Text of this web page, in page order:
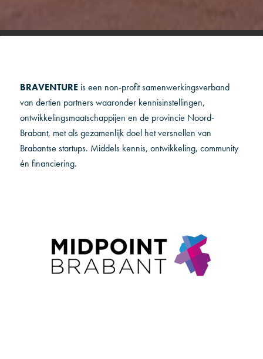
BRAVENTURE is een non-profit samenwerkingsverband
van dertien partners waaronder kennisinstellingen,
ontwikkelingsmaatschappijen en de provincie Noord-
Brabant, met als gezamenlijk doel het versnellen van
Brabantse startups. Middels kennis, ontwikkeling, community
én financiering.